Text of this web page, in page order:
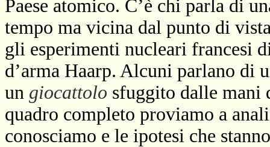
Paese atomico. C’è chi parla di
tempo ma vicina dal punto di
gli esperimenti nucleari francesi
d’arma Haarp. Alcuni parlano di
un giocattolo sfuggito dalle mani
quadro completo proviamo a
conosciamo e le ipotesi che